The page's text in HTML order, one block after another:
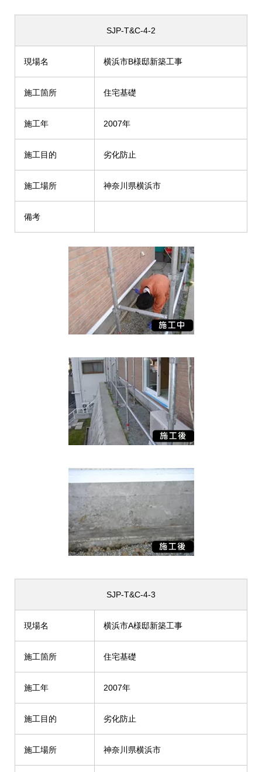
SJP-T&C-4-2
現場名 横浜市B様邸新築工事
施工箇所 住宅基礎
施工年 2007年
施工目的 劣化防止
施工場所 神奈川県横浜市
備考
SJP-T&C-4-3
現場名 横浜市A様邸新築工事
施工箇所 住宅基礎
施工年 2007年
施工目的 劣化防止
施工場所 神奈川県横浜市